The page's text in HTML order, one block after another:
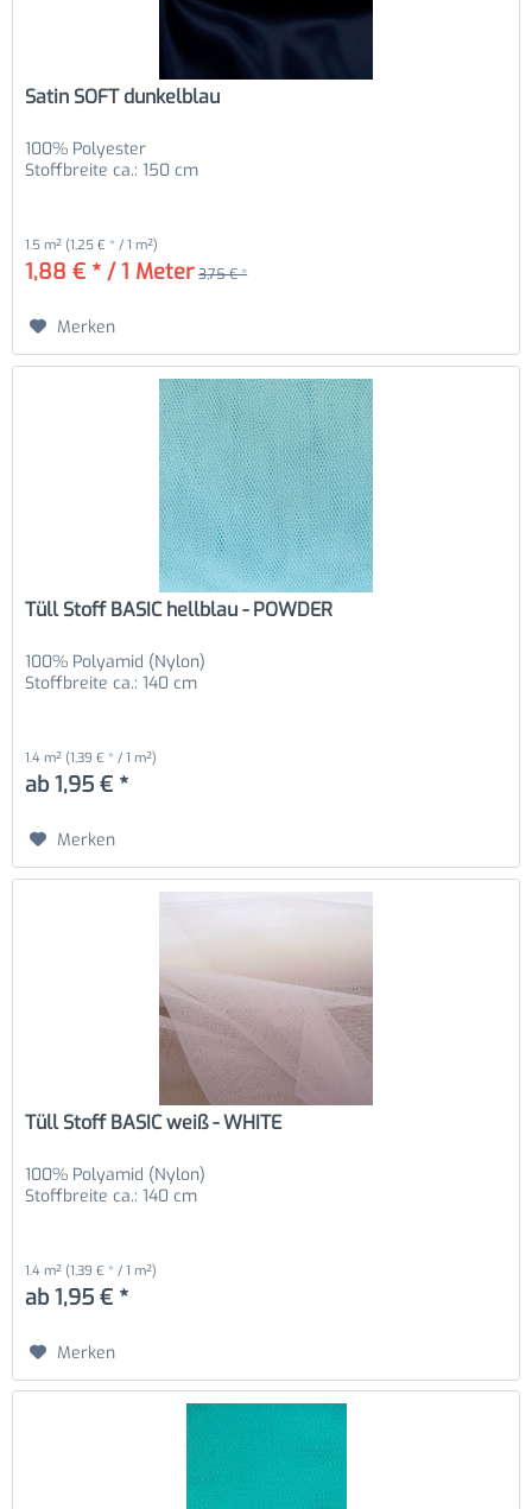
Satin SOFT dunkelblau
100% Polyester
Stoffbreite ca.: 150 cm
1.5 m² (1,25 € * / 1 m²)
1,88 € * / 1 Meter 3,75 € *
Merken
Tüll Stoff BASIC hellblau - POWDER
100% Polyamid (Nylon)
Stoffbreite ca.: 140 cm
1.4 m² (1,39 € * / 1 m²)
ab 1,95 € *
Merken
Tüll Stoff BASIC weiß - WHITE
100% Polyamid (Nylon)
Stoffbreite ca.: 140 cm
1.4 m² (1,39 € * / 1 m²)
ab 1,95 € *
Merken